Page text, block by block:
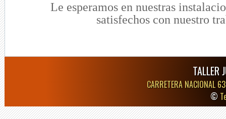
Le esperamos en nuestras
satisfechos con nuestro
TALLER
CARRETERA NACIONAL
©